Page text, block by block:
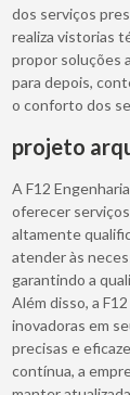
dos serviços
realiza vistorias
propor soluções
para depois,
o conforto dos
projeto
A F12
oferecer
altamente
atender às
garantindo a
Além disso, a
inovadoras em
precisas e
contínua, a